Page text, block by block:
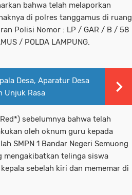
bahwa telah melaporkan
di polres tanggamus di ruang
Polisi Nomor : LP / GAR / B / 58
/ POLDA LAMPUNG.
Desa, Aparatur Desa
Unjuk Rasa
sebelumnya bahwa telah
oleh oknum guru kepada
SMPN 1 Bandar Negeri Semuong
mengakibatkan telinga siswa
sebelah kiri dan mememar di